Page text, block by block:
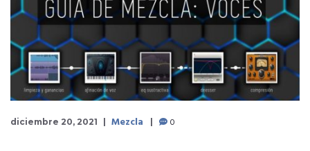
diciembre 20, 2021 Mezcla 0